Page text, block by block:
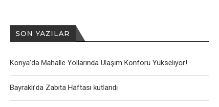
SON YAZILAR
Konya’da Mahalle Yollarında Ulaşım Konforu Yükseliyor!
Bayraklı’da Zabıta Haftası kutlandı